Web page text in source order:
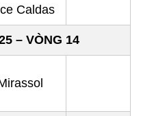
Caldas
– VÒNG 14